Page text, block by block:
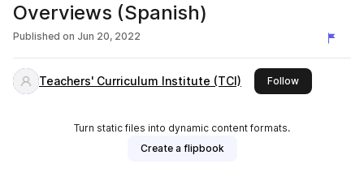
Overviews (Spanish)
Published on Jun 20, 2022
Teachers' Curriculum Institute (TCI) Followthis publisher
Turn static files into dynamic content formats.
Create a flipbook